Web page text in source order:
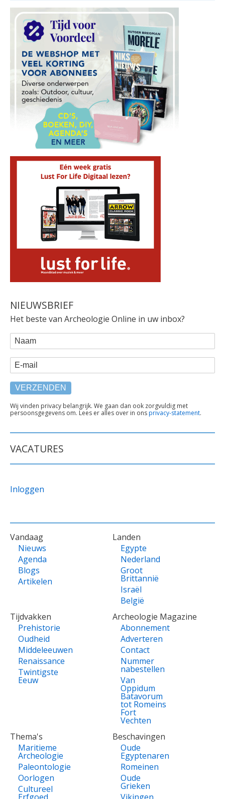
NIEUWSBRIEF
Het beste van Archeologie Online in uw inbox?
WEBFORM
Naam
E-mail
TEKST
ONDER
Wij vinden privacy belangrijk. We gaan dan ook zorgvuldig met
persoonsgegevens om. Lees er alles over in onsprivacy-statement.
VACATURES
Inloggen
VOET
Vandaag
Nieuws
Agenda
Blogs
Artikelen
Landen
Egypte
Nederland
Groot
Brittannië
Israël
België
Tijdvakken
Prehistorie
Oudheid
Middeleeuwen
Renaissance
Twintigste
Eeuw
Archeologie Magazine
Abonnement
Adverteren
Contact
Nummer
nabestellen
Van
Oppidum
Batavorum
tot Romeins
Fort
Vechten
Thema's
Maritieme
Archeologie
Paleontologie
Oorlogen
Cultureel
Beschavingen
Oude
Egyptenaren
Romeinen
Oude
Grieken